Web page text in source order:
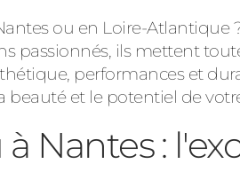
ou en Loire-Atlantique
passionnés, ils mettent
performances et
et le potentiel de
Nantes :